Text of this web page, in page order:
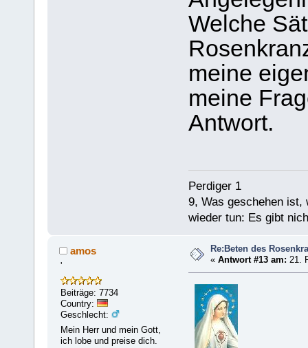
Welche
meine
meine
Antwort.
Perdiger 1
9, Was geschehen ist,
wieder tun: Es gibt
amos
'
Beiträge: 7734
Country:
Geschlecht:
Mein Herr und mein Gott,
ich lobe und preise dich.
Re:Beten des
«Antwort #13 am: 21.